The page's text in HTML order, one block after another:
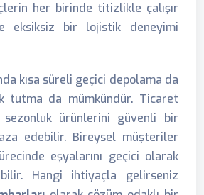
her birinde titizlikle çalışır
eksiksiz bir lojistik deneyimi
kısa süreli geçici depolama da
tutma da mümkündür. Ticaret
ürünlerini güvenli bir
edebilir. Bireysel müşteriler
eşyalarını geçici olarak
Hangi ihtiyaçla gelirseniz